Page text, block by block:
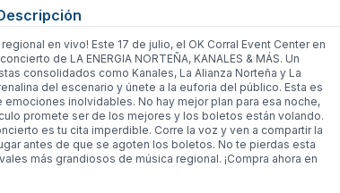
en vivo! Este 17 de julio, el OK Corral Event Center en
de LA ENERGIA NORTEÑA, KANALES & MÁS. Un
consolidados como Kanales, La Alianza Norteña y La
del escenario y únete a la euforia del público. Esta es
inolvidables. No hay mejor plan para esa noche,
promete ser de los mejores y los boletos están volando.
es tu cita imperdible. Corre la voz y ven a compartir la
antes de que se agoten los boletos. No te pierdas esta
más grandiosos de música regional. ¡Compra ahora en